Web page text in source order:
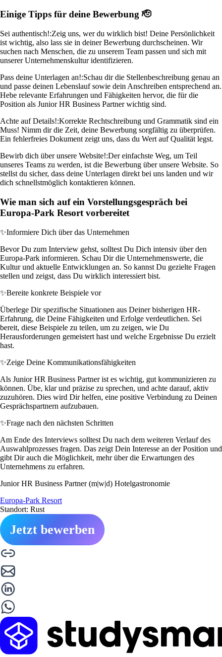
Einige Tipps für deine Bewerbung 🫡
Sei authentisch!:Zeig uns, wer du wirklich bist! Deine Persönlichkeit
ist wichtig, also lass sie in deiner Bewerbung durchscheinen. Wir
suchen nach Menschen, die zu unserem Team passen und sich mit
unserer Unternehmenskultur identifizieren.
Pass deine Unterlagen an!:Schau dir die Stellenbeschreibung genau an
und passe deinen Lebenslauf sowie dein Anschreiben entsprechend an.
Hebe relevante Erfahrungen und Fähigkeiten hervor, die für die
Position als Junior HR Business Partner wichtig sind.
Achte auf Details!:Korrekte Rechtschreibung und Grammatik sind ein
Muss! Nimm dir die Zeit, deine Bewerbung sorgfältig zu überprüfen.
Ein fehlerfreies Dokument zeigt uns, dass du Wert auf Qualität legst.
Bewirb dich über unsere Website!:Der einfachste Weg, um Teil
unseres Teams zu werden, ist die Bewerbung über unsere Website. So
stellst du sicher, dass deine Unterlagen direkt bei uns landen und wir
dich schnellstmöglich kontaktieren können.
Wie man sich auf ein Vorstellungsgespräch bei
Europa-Park Resort vorbereitet
✨Informiere Dich über das Unternehmen
Bevor Du zum Interview gehst, solltest Du Dich intensiv über den
Europa-Park informieren. Schau Dir die Unternehmenswerte, die
Kultur und aktuelle Entwicklungen an. So kannst Du gezielte Fragen
stellen und zeigst, dass Du wirklich interessiert bist.
✨Bereite konkrete Beispiele vor
Überlege Dir spezifische Situationen aus Deiner bisherigen HR-
Erfahrung, die Deine Fähigkeiten und Erfolge verdeutlichen. Sei
bereit, diese Beispiele zu teilen, um zu zeigen, wie Du
Herausforderungen gemeistert hast und welche Ergebnisse Du erzielt
hast.
✨Zeige Deine Kommunikationsfähigkeiten
Als Junior HR Business Partner ist es wichtig, gut kommunizieren zu
können. Übe, klar und präzise zu sprechen, und achte darauf, aktiv
zuzuhören. Dies wird Dir helfen, eine positive Verbindung zu Deinen
Gesprächspartnern aufzubauen.
✨Frage nach den nächsten Schritten
Am Ende des Interviews solltest Du nach dem weiteren Verlauf des
Auswahlprozesses fragen. Das zeigt Dein Interesse an der Position und
gibt Dir auch die Möglichkeit, mehr über die Erwartungen des
Unternehmens zu erfahren.
Junior HR Business Partner (m|w|d) Hotelgastronomie
Europa-Park Resort
Standort: Rust
Jetzt bewerben